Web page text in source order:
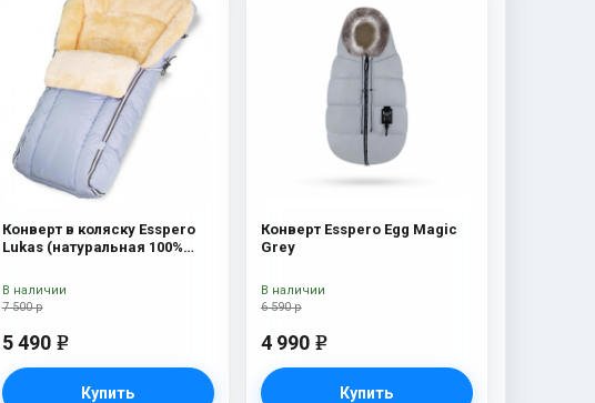
Конверт в коляску Esspero
Lukas (натуральная 100%
7 500 р
5 490 e
Купить
В наличии
Конверт Esspero Egg Magic
Grey
6 590 р
4 990 e
Купить
В наличии